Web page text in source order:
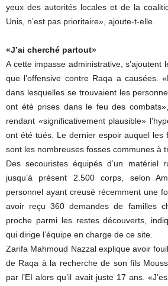
yeux des autorités locales et de la
Unis, n’est pas prioritaire», ajoute-t-elle.
«J’ai cherché partout»
A cette impasse administrative, s’ajoutent
que l’offensive contre Raqa a causées.
dans lesquelles se trouvaient les
ont été prises dans le feu des
rendant «significativement plausible»
ont été tués. Le dernier espoir auquel les
sont les nombreuses fosses communes à
Des secouristes équipés d’un matériel
jusqu’à présent 2.500 corps, selon
personnel ayant creusé récemment une
avoir reçu 360 demandes de familles
proche parmi les restes découverts,
qui dirige l’équipe en charge de ce site.
Zarifa Mahmoud Nazzal explique avoir
de Raqa à la recherche de son fils
par l’EI alors qu’il avait juste 17 ans.